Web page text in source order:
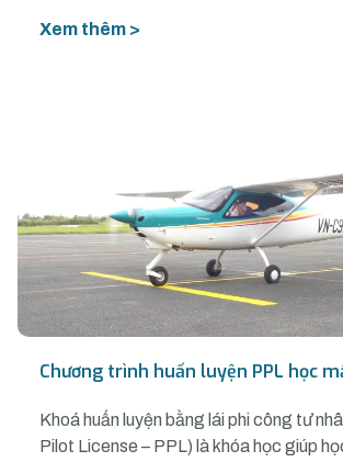
Xem thêm >
Chương trình huấn luyện PPL học
Khoá huấn luyện bằng lái phi công tư
Pilot License – PPL) là khóa học giúp